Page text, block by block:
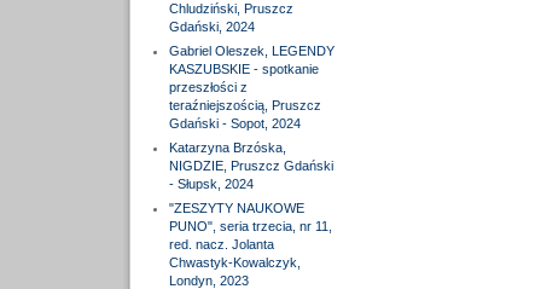
Chludziński, Pruszcz
Gdański, 2024
Gabriel Oleszek, LEGENDY
KASZUBSKIE - spotkanie
przeszłości z
teraźniejszością, Pruszcz
Gdański - Sopot, 2024
Katarzyna Brzóska,
NIGDZIE, Pruszcz Gdański
- Słupsk, 2024
"ZESZYTY NAUKOWE
PUNO", seria trzecia, nr 11,
red. nacz. Jolanta
Chwastyk-Kowalczyk,
Londyn, 2023